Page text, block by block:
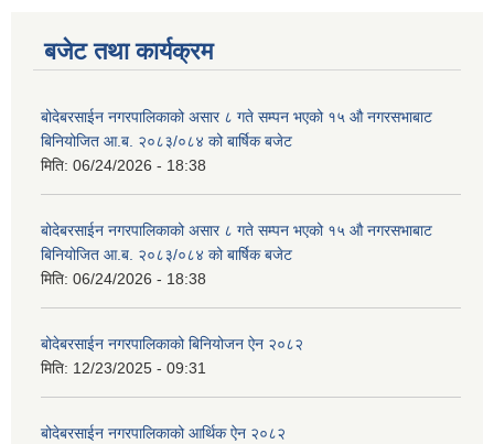
बजेट तथा कार्यक्रम
बोदेबरसाईन नगरपालिकाको असार ८ गते सम्पन भएको १५ ‍‍‍औ नगरसभाबाट
बिनियोजित आ.ब. २०८३/०८४ को बार्षिक बजेट
मिति: 06/24/2026 - 18:38
बोदेबरसाईन नगरपालिकाको असार ८ गते सम्पन भएको १५ ‍‍‍औ नगरसभाबाट
बिनियोजित आ.ब. २०८३/०८४ को बार्षिक बजेट
मिति: 06/24/2026 - 18:38
बोदेबरसाईन नगरपालिकाको बिनियोजन ऐन २०८२
मिति: 12/23/2025 - 09:31
बोदेबरसाईन नगरपालिकाको आर्थिक ऐन २०८२